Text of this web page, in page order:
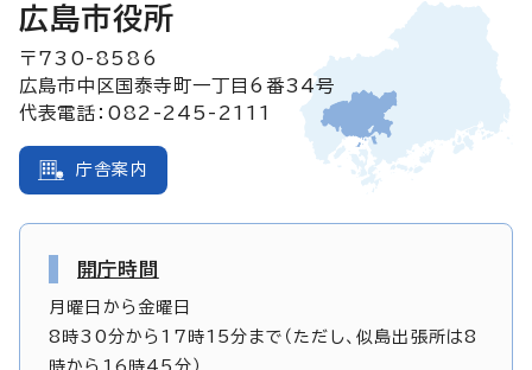
広島市役所
〒730-8586
広島市中区国泰寺町一丁目6番34号
代表電話：082-245-2111
庁舎案内
開庁時間
月曜日から金曜日
8時30分から17時15分まで（ただし、似島出張所は8
時から16時45分）